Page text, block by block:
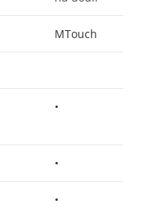
MTouch
•
•
•